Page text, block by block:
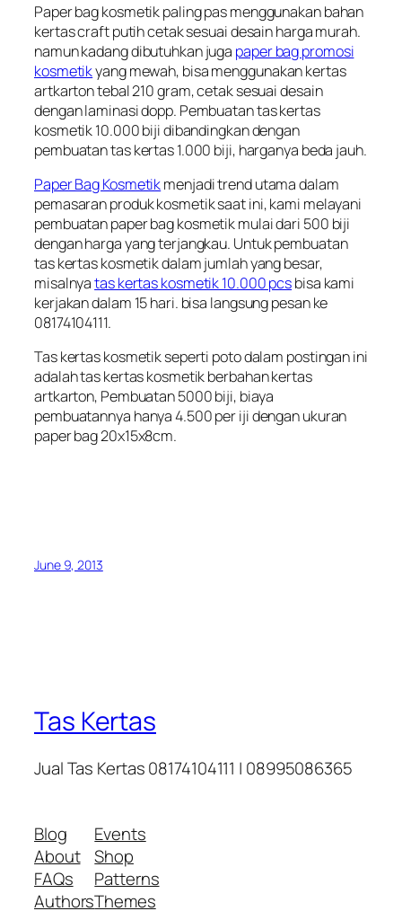
Paper bag kosmetik paling pas menggunakan bahan
kertas craft putih cetak sesuai desain harga murah.
namun kadang dibutuhkan juga paper bag promosi
kosmetikyang mewah, bisa menggunakan kertas
artkarton tebal 210 gram, cetak sesuai desain
dengan laminasi dopp. Pembuatan tas kertas
kosmetik 10.000 biji dibandingkan dengan
pembuatan tas kertas 1.000 biji, harganya beda jauh.
Paper Bag Kosmetikmenjadi trend utama dalam
pemasaran produk kosmetik saat ini, kami melayani
pembuatan paper bag kosmetik mulai dari 500 biji
dengan harga yang terjangkau. Untuk pembuatan
tas kertas kosmetik dalam jumlah yang besar,
misalnyatas kertas kosmetik 10.000 pcsbisa kami
kerjakan dalam 15 hari. bisa langsung pesan ke
08174104111.
Tas kertas kosmetik seperti poto dalam postingan ini
adalah tas kertas kosmetik berbahan kertas
artkarton, Pembuatan 5000 biji, biaya
pembuatannya hanya 4.500 per iji dengan ukuran
paper bag 20x15x8cm.
June 9, 2013
Tas Kertas
Jual Tas Kertas 08174104111 | 08995086365
Blog
About
FAQs
Authors
Events
Shop
Patterns
Themes